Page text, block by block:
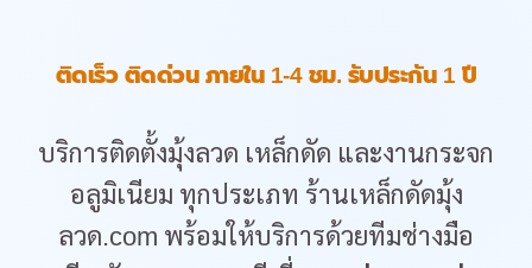
ติดเร็ว ติดด่วน ภายใน 1-4 ชม. รับประกัน 1 ปี
บริการติดตั้งมุ้งลวด เหล็กดัด และงานกระจก
อลูมิเนียม ทุกประเภท ร้านเหล็กดัดมุ้ง
ลวด.com พร้อมให้บริการด้วยทีมช่างมือ